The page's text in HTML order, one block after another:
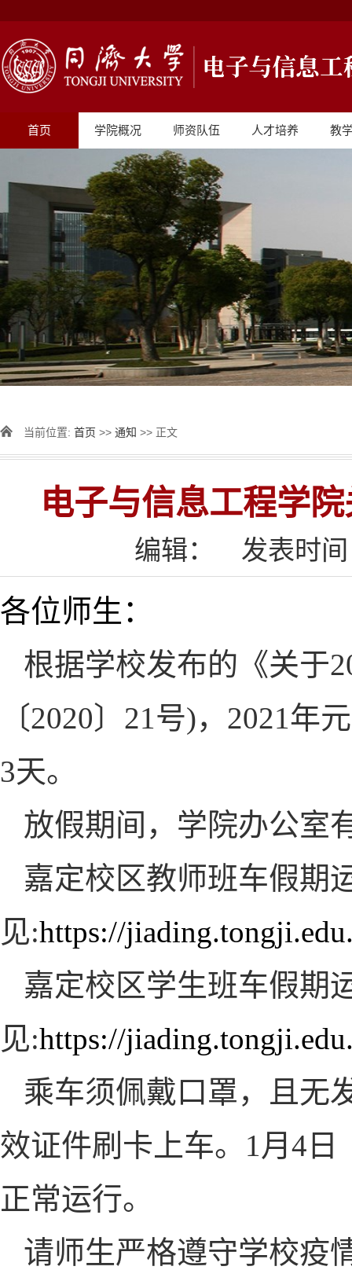
首页 学院概况 师资队伍 人才培养 教
当前位置: 首页 >> 通知 >> 正文
电子与信息工程学
编辑： 发表时
各位师生：
根据学校发布的《关于
〔2020〕21号)，2021年
3天。
放假期间，学院办公室
嘉定校区教师班车假期
见:https://
嘉定校区学生班车假期
见:https://
乘车须佩戴口罩，且无
效证件刷卡上车。1月4
正常运行。
请师生严格遵守学校疫